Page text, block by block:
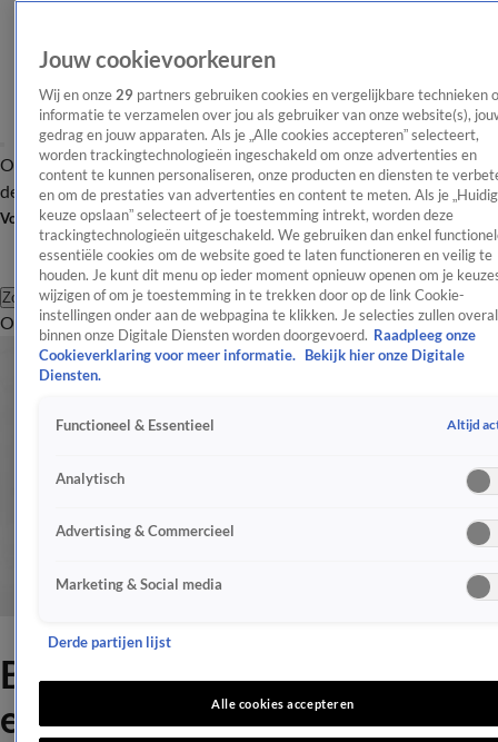
OverzichtAfleveringen Entertainment TV Algemeen
Tip
de redactieNieuwsbrief
Volg Shownieuws
Zoeken
OverzichtEntertainmentSpraakmakendRealityCrimeVideo's
Barbie spreekt voor het
eerst!
Jouw cookievoorkeuren
Wij en onze 29 partners gebruiken cookies en vergelijkbare technieken
informatie te verzamelen over jou als gebruiker van onze website(s),
gedrag en jouw apparaten. Als je „Alle cookies accepteren” selecteert,
worden trackingtechnologieën ingeschakeld om onze advertenties en
content te kunnen personaliseren, onze producten en diensten te
en om de prestaties van advertenties en content te meten. Als je
keuze opslaan” selecteert of je toestemming intrekt, worden deze
trackingtechnologieën uitgeschakeld. We gebruiken dan enkel
essentiële cookies om de website goed te laten functioneren en veilig te
houden. Je kunt dit menu op ieder moment opnieuw openen om je
wijzigen of om je toestemming in te trekken door op de link Cookie-
instellingen onder aan de webpagina te klikken. Je selecties zullen overal
binnen onze Digitale Diensten worden doorgevoerd. Raadpleeg onze
Cookieverklaring voor meer informatie.
Bekijk hier onze Digitale
Diensten.
Functioneel & Essentieel Altijd
Analytisch
Advertising & Commercieel
Marketing & Social media
Derde partijen lijst
Alle cookies accepteren